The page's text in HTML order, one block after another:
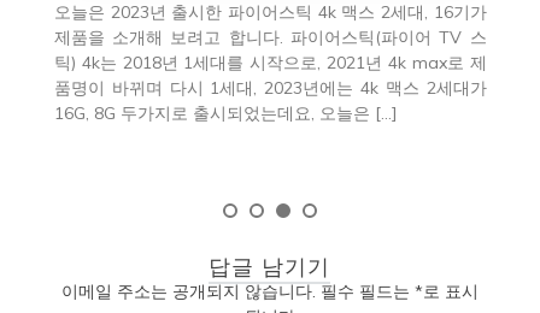
오늘은 2023년 출시한 파이어스틱 4k 맥스 2세대, 16기가
제품을 소개해 보려고 합니다. 파이어스틱(파이어 TV 스
틱) 4k는 2018년 1세대를 시작으로, 2021년 4k max로 제
품명이 바뀌며 다시 1세대, 2023년에는 4k 맥스 2세대가
16G, 8G 두가지로 출시되었는데요, 오늘은 […]
답글 남기기
이메일 주소는 공개되지 않습니다. 필수 필드는 *로 표시